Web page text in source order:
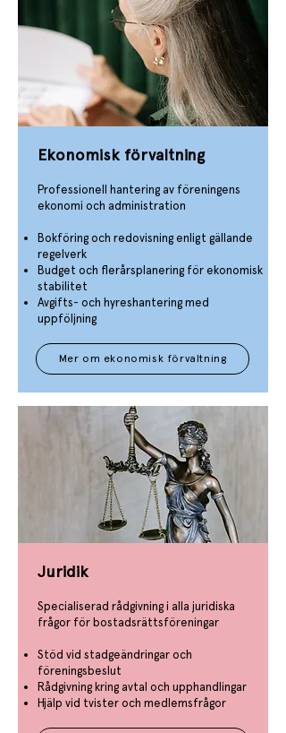
Ekonomisk förvaltning
Professionell hantering av föreningens
ekonomi och administration
Bokföring och redovisning enligt gällande
regelverk
Budget och flerårsplanering för ekonomisk
stabilitet
Avgifts- och hyreshantering med
uppföljning
Mer om ekonomisk förvaltning
Juridik
Specialiserad rådgivning i alla juridiska
frågor för bostadsrättsföreningar
Stöd vid stadgeändringar och
föreningsbeslut
Rådgivning kring avtal och upphandlingar
Hjälp vid tvister och medlemsfrågor